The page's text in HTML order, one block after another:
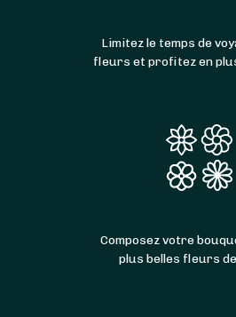
Limitez le temps de
fleurs et profitez en
Composez votre
plus belles fleurs